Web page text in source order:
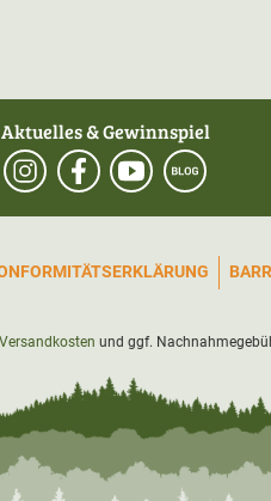
Aktuelles & Gewinnspiel
Versandkosten und ggf.